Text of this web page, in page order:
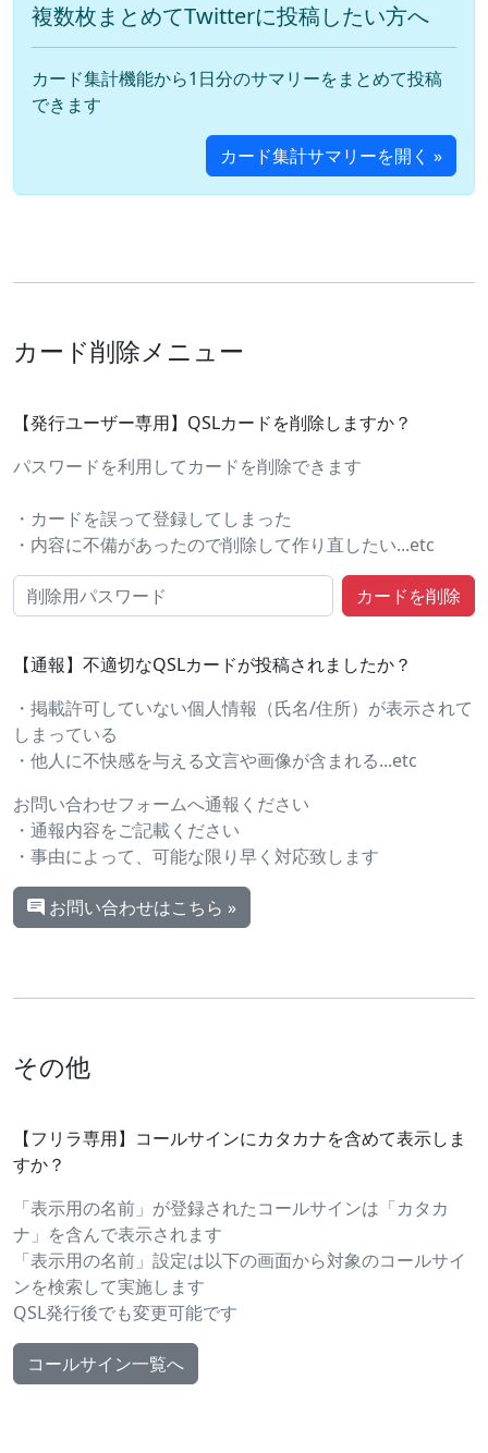
複数枚まとめてTwitterに投稿したい方へ
カード集計機能から1日分のサマリーをまとめて投稿
できます
カード集計サマリーを開く »
カード削除メニュー
【発行ユーザー専用】QSLカードを削除しますか？
パスワードを利用してカードを削除できます
・カードを誤って登録してしまった
・内容に不備があったので削除して作り直したい...etc
【通報】不適切なQSLカードが投稿されましたか？
・掲載許可していない個人情報（氏名/住所）が表示されて
しまっている
・他人に不快感を与える文言や画像が含まれる...etc
お問い合わせフォームへ通報ください
・通報内容をご記載ください
・事由によって、可能な限り早く対応致します
お問い合わせはこちら »
その他
【フリラ専用】コールサインにカタカナを含めて表示しま
すか？
「表示用の名前」が登録されたコールサインは「カタカ
ナ」を含んで表示されます
「表示用の名前」設定は以下の画面から対象のコールサイ
ンを検索して実施します
QSL発行後でも変更可能です
コールサイン一覧へ